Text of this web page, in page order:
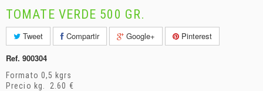
TOMATE VERDE 500 GR.
Tweet Compartir Google+
Pinterest
Ref. 900304
Formato 0,5 kgrs
Precio kg. 2.60 €